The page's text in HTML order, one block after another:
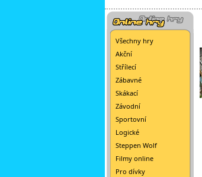
Všechny hry
Akční
Střílecí
Zábavné
Skákací
Závodní
Sportovní
Logické
Steppen Wolf
Filmy online
Pro dívky